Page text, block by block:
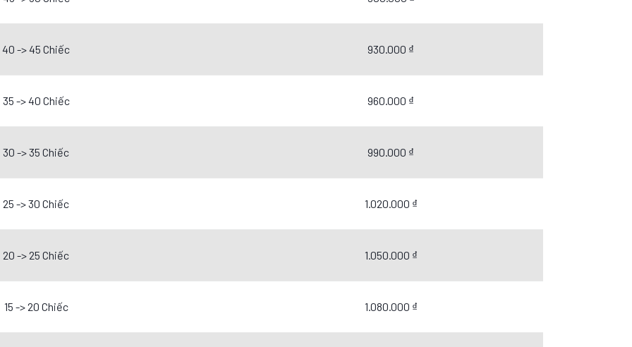
40 -> 45 Chiếc 930.000 ₫
35 -> 40 Chiếc 960.000 ₫
30 -> 35 Chiếc 990.000 ₫
25 -> 30 Chiếc 1.020.000 ₫
20 -> 25 Chiếc 1.050.000 ₫
15 -> 20 Chiếc 1.080.000 ₫